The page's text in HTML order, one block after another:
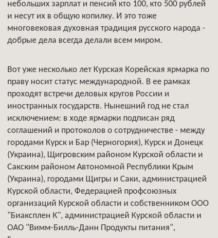
небольших зарплат и пенсий кто 100, кто 500 рублей
и несут их в общую копилку. И это тоже
многовековая духовная традиция русского народа -
добрые дела всегда делали всем миром.
Вот уже несколько лет Курская Корейская ярмарка по
праву носит статус международной. В ее рамках
проходят встречи деловых кругов России и
иностранных государств. Нынешний год не стал
исключением: в ходе ярмарки подписан ряд
соглашений и протоколов о сотрудничестве - между
городами Курск и Бар (Черногория), Курск и Донецк
(Украина), Щигровским районом Курской области и
Сакским районом Автономной Республики Крым
(Украина), городами Щигры и Саки, администрацией
Курской области, Федерацией профсоюзных
организаций Курской области и собственником ООО
"Биаксплен К", администрацией Курской области и
ОАО "Вимм-Билль-Данн Продукты питания",